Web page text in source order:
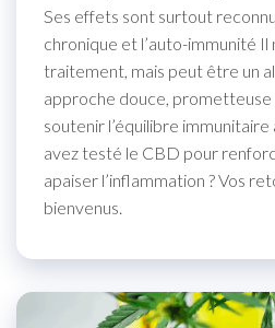
Ses effets sont surtout
chronique et l’auto-immunité Il
traitement, mais peut être un
approche douce,
soutenir l’équilibre immunitaire
avez testé le CBD pour
apaiser l’inflammation ? Vos
bienvenus.